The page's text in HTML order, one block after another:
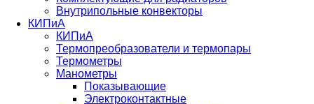
Внутрипольные конвекторы
КИПиА
КИПиА
Термопреобразователи и термопары
Термометры
Манометры
Показывающие
Электроконтактные